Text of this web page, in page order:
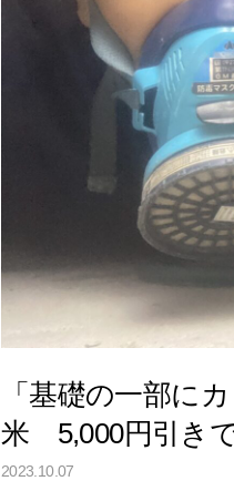
「基礎の一部
米 5,000円引き
2023.10.07